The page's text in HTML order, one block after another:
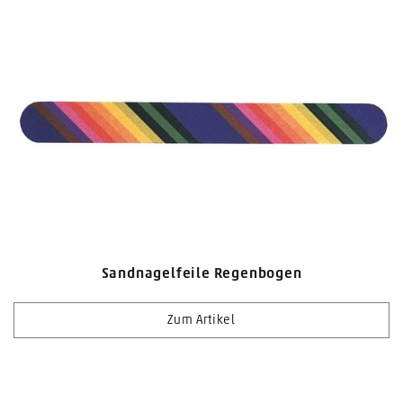
Sandnagelfeile Regenbogen
Zum Artikel